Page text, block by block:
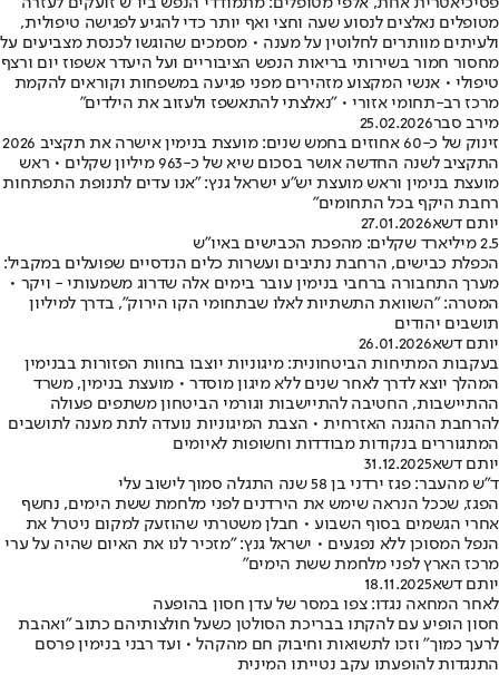
מטופלים נאלצים לנסוע שעה וחצי ואף יותר כדי להגיע לפגישה טיפולית,
ולעיתים מוותרים לחלוטין על מענה • מסמכים שהוגשו לכנסת מצביעים על
מחסור חמור בשירותי בריאות הנפש הציבוריים ועל היעדר אשפוז יום ורצף
טיפולי • אנשי המקצוע מזהירים מפני פגיעה במשפחות וקוראים להקמת
מרכז רב-תחומי אזורי • "נאלצתי להתאשפז ולעזוב את הילדים"
מירב סבר25.02.2026
זינוק של כ-60 אחוזים בחמש שנים: מועצת בנימין אישרה את תקציב 2026
התקציב לשנה החדשה אושר בסכום שיא של כ-963 מיליון שקלים • ראש
מועצת בנימין וראש מועצת יש"ע ישראל גנץ: "אנו עדים לתנופת התפתחות
רחבת היקף בכל התחומים"
יותם דשא27.01.2026
2.5 מיליארד שקלים: מהפכת הכבישים באיו"ש
הכפלת כבישים, הרחבת נתיבים ועשרות כלים הנדסיים שפועלים במקביל:
מערך התחבורה ברחבי בנימין עובר בימים אלה שדרוג משמעותי - ויקר •
המטרה: "השוואת התשתיות לאלו שבתחומי הקו הירוק", בדרך למיליון
תושבים יהודים
יותם דשא26.01.2026
בעקבות המתיחות הביטחונית: מיגוניות יוצבו בחוות הפזורות בבנימין
המהלך יוצא לדרך לאחר שנים ללא מיגון מוסדר • מועצת בנימין, משרד
ההתיישבות, החטיבה להתיישבות וגורמי הביטחון משתפים פעולה
להרחבת ההגנה האזרחית • הצבת המיגוניות נועדה לתת מענה לתושבים
המתגוררים בנקודות מבודדות וחשופות לאיומים
יותם דשא31.12.2025
ד"ש מהעבר: פגז ירדני בן 58 שנה התגלה סמוך לישוב עלי
הפגז, שככל הנראה שימש את הירדנים לפני מלחמת ששת הימים, נחשף
אחרי הגשמים בסוף השבוע • חבלן משטרתי שהוזעק למקום ניטרל את
הנפל המסוכן ללא נפגעים • ישראל גנץ: "מזכיר לנו את האיום שהיה על ערי
מרכז הארץ לפני מלחמת ששת הימים"
יותם דשא18.11.2025
לאחר המחאה נגדו: צפו במסר של עדן חסון בהופעה
חסון הופיע עם להקתו בבריכת הסולטן כשעל חולצותיהם כתוב ״ואהבת
לרעך כמוך״ וזכו לתשואות וחיבוק חם מהקהל • ועד רבני בנימין פרסם
התנגדות להופעתו עקב נטייתו המינית